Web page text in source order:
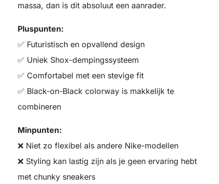
massa, dan is dit absoluut een aanrader.
Pluspunten:
✅ Futuristisch en opvallend design
✅ Uniek Shox-dempingssysteem
✅ Comfortabel met een stevige fit
✅ Black-on-Black colorway is makkelijk te
combineren
Minpunten:
❌ Niet zo flexibel als andere Nike-modellen
❌ Styling kan lastig zijn als je geen ervaring hebt
met chunky sneakers